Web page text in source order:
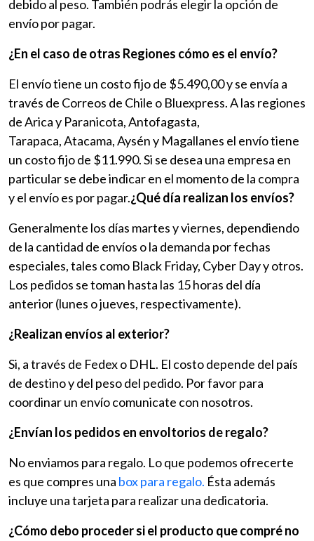
debido al peso. También podrás elegir la opción de
envío por pagar.
¿En el caso de otras Regiones cómo es el envío?
El envío tiene un costo fijo de $5.490,00 y se envía a
través de Correos de Chile o Bluexpress. A las regiones
de Arica y Paranicota, Antofagasta,
Tarapaca, Atacama, Aysén y Magallanes el envío tiene
un costo fijo de $11.990. Si se desea una empresa en
particular se debe indicar en el momento de la compra
y el envío es por pagar.¿Qué día realizan los envíos?
Generalmente los días martes y viernes, dependiendo
de la cantidad de envíos o la demanda por fechas
especiales, tales como Black Friday, Cyber Day y otros.
Los pedidos se toman hasta las 15 horas del día
anterior (lunes o jueves, respectivamente).
¿Realizan envíos al exterior?
Si, a través de Fedex o DHL. El costo depende del país
de destino y del peso del pedido. Por favor para
coordinar un envío comunicate con nosotros.
¿Envían los pedidos en envoltorios de regalo?
No enviamos para regalo. Lo que podemos ofrecerte
es que compres una box para regalo. Ésta además
incluye una tarjeta para realizar una dedicatoria.
¿Cómo debo proceder si el producto que compré no